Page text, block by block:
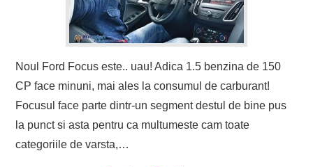
Noul Ford Focus este.. uau! Adica 1.5 benzina de 150
CP face minuni, mai ales la consumul de carburant!
Focusul face parte dintr-un segment destul de bine pus
la punct si asta pentru ca multumeste cam toate
categoriile de varsta,…